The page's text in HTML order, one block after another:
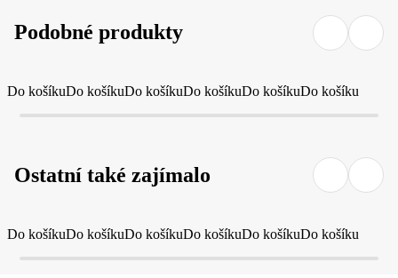
Podobné produkty
Do košíkuDo košíkuDo košíkuDo košíkuDo košíkuDo košíku
Ostatní také zajímalo
Do košíkuDo košíkuDo košíkuDo košíkuDo košíkuDo košíku